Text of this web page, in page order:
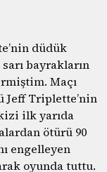
düdük
bayrakların
Maçı
Jeff Triplette’nin
ilk yarıda
ötürü 90
engelleyen
oyunda tuttu.